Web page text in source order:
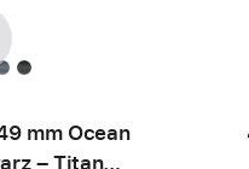
mm Ocean
– Titan